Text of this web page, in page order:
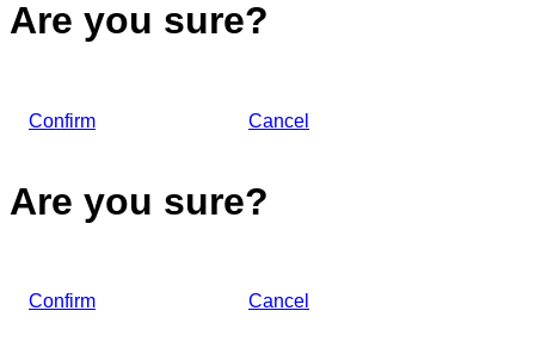
Are you sure?
Confirm Cancel
Are you sure?
Confirm Cancel